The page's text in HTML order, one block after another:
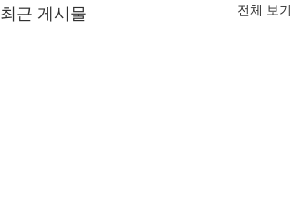
최근 게시물 전체 보기